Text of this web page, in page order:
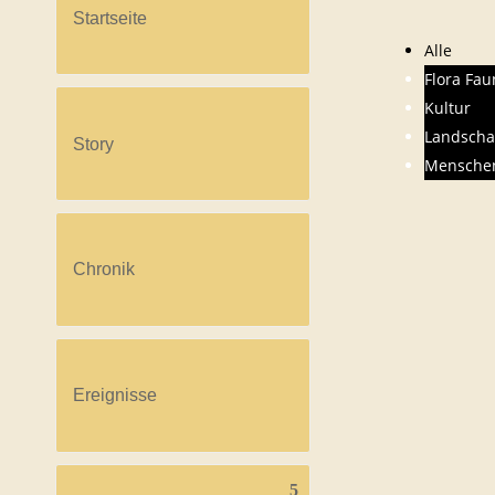
Startseite
Story
Chronik
Ereignisse
Alle
Flora
Kultur